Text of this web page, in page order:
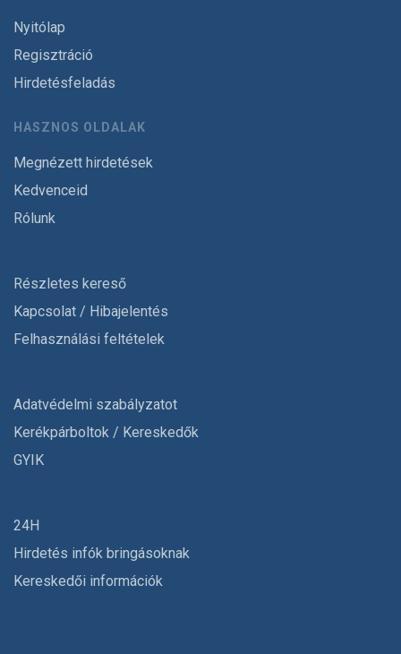
Nyitólap
Regisztráció
Hirdetésfeladás
HASZNOS OLDALAK
Megnézett hirdetések
Kedvenceid
Rólunk
Részletes kereső
Kapcsolat / Hibajelentés
Felhasználási feltételek
Adatvédelmi szabályzatot
Kerékpárboltok / Kereskedők
GYIK
24H
Hirdetés infók bringásoknak
Kereskedői információk